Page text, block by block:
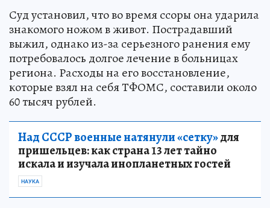
Суд установил, что во время ссоры она ударила
знакомого ножом в живот. Пострадавший
выжил, однако из-за серьезного ранения ему
потребовалось долгое лечение в больницах
региона. Расходы на его восстановление,
которые взял на себя ТФОМС, составили около
60 тысяч рублей.
Над СССР военные натянули «сетку»для
пришельцев: как страна 13 лет тайно
искала и изучала инопланетных гостей
НАУКА